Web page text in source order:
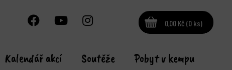
0,00 Kč (0 ks)
Kalendář akcí Soutěže
Pobyt v kempu